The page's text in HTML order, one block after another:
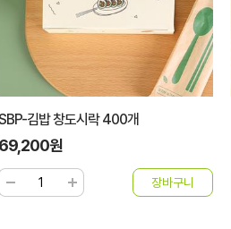
김밥 창도시락 400개
69,200원